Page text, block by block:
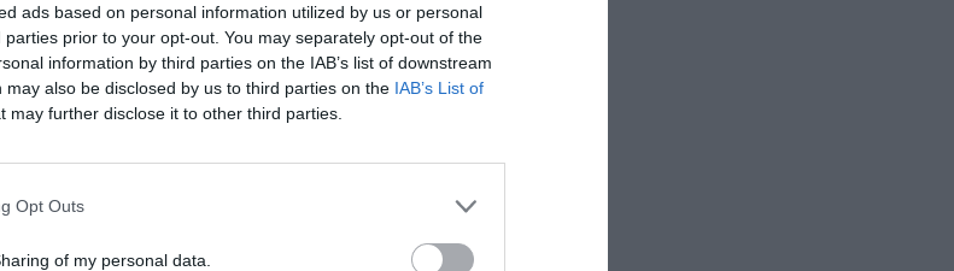
ads based on personal information utilized by us or personal
prior to your opt-out. You may separately opt-out of the
information by third parties on the IAB’s list of downstream
also be disclosed by us to third parties on the IAB’s List of
may further disclose it to other third parties.
Opt Outs
of my personal data.
/ ΝΕΑ
εκδηλώσεις στην Αθήνα την
Αθήνα αυτή την εβδομάδα.